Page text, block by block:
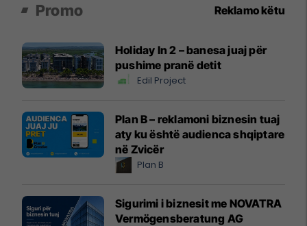
Promo Reklamo këtu
Holiday In 2 – banesa juaj për
pushime pranë detit
Edil Project
Plan B – reklamoni biznesin tuaj
aty ku është audienca shqiptare
në Zvicër
Plan B
Sigurimi i biznesit me NOVATRA
Vermögensberatung AG